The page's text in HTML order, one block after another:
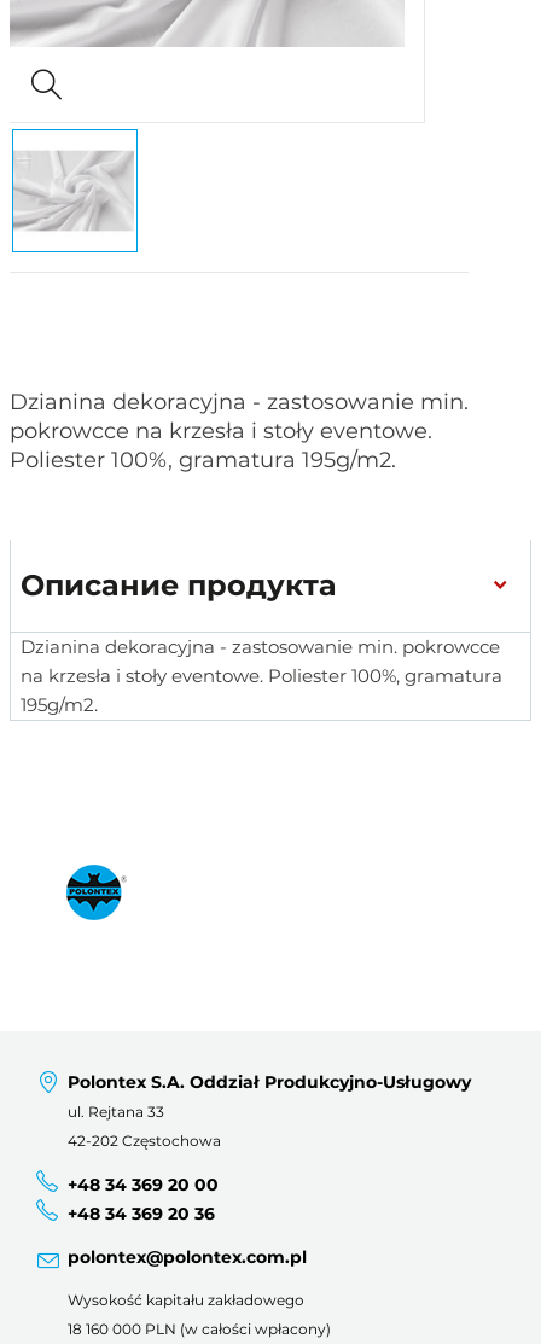
Dzianina dekoracyjna - zastosowanie min.
pokrowcce na krzesła i stoły eventowe.
Poliester 100%, gramatura 195g/m2.
Описание продукта
Dzianina dekoracyjna - zastosowanie min. pokrowcce
na krzesła i stoły eventowe. Poliester 100%, gramatura
195g/m2.
Polontex S.A. Oddział Produkcyjno-Usługowy
ul. Rejtana 33
42-202 Częstochowa
+48 34 369 20 00
+48 34 369 20 36
polontex@polontex.com.pl
Wysokość kapitału zakładowego
18 160 000 PLN (w całości wpłacony)